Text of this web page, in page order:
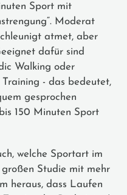
Sport mit
Moderat
atmet, aber
dafür sind
Walking oder
- das bedeutet,
gesprochen
150 Minuten Sport
welche Sportart im
Studie mit mehr
heraus, dass Laufen